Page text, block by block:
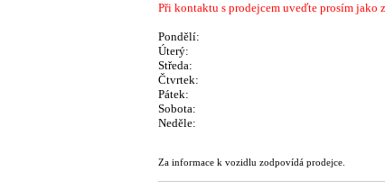
Při kontaktu s prodejcem uveďte prosím jako
Pondělí:
Úterý:
Středa:
Čtvrtek:
Pátek:
Sobota:
Neděle:
Za informace k vozidlu zodpovídá prodejce.